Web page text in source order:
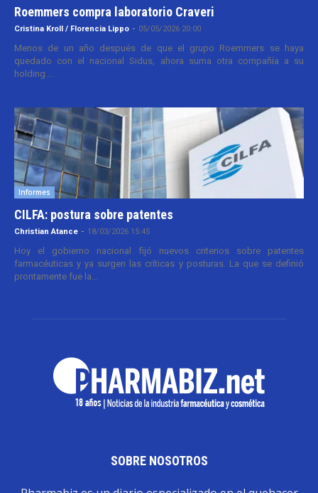
Roemmers compra laboratorio Craveri
Cristina Kroll / Florencia Lippo - 05/05/2026 20:00
Menos de un año después de que el grupo Roemmers se haya
quedado con el nacional Sidus, ahora suma otra compañía a su
holding....
Informes
CILFA: postura sobre patentes
Christian Atance - 18/03/2026 15:45
Hoy el gobierno nacional fijó nuevos criterios sobre patentes
farmacéuticas y ya surgen las críticas y posturas. La que se definió
prontamente fue la...
SOBRE NOSOTROS